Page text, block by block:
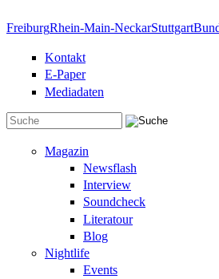
FreiburgRhein-Main-NeckarStuttgart
Kontakt
E-Paper
Mediadaten
Magazin
Newsflash
Interview
Soundcheck
Literatour
Blog
Nightlife
Events